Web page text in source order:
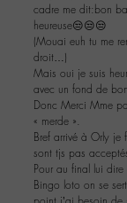
cadre me dit:bon
heureuse😒😒😒
(Mouai euh tu me
droit…)
Mais oui je suis
avec un fond de
Donc Merci Mme
« merde ».
Bref arrivé à Orly
sont tjs pas
Pour au final lui
Bingo loto on se